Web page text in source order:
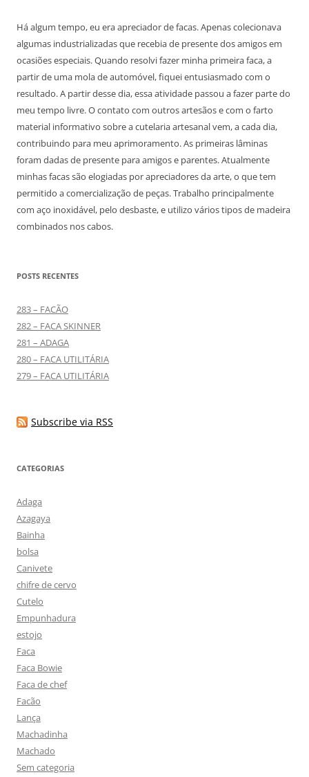
Há algum tempo, eu era apreciador de facas. Apenas colecionava
algumas industrializadas que recebia de presente dos amigos em
ocasiões especiais. Quando resolvi fazer minha primeira faca, a
partir de uma mola de automóvel, fiquei entusiasmado com o
resultado. A partir desse dia, essa atividade passou a fazer parte do
meu tempo livre. O contato com outros artesãos e com o farto
material informativo sobre a cutelaria artesanal vem, a cada dia,
contribuindo para meu aprimoramento. As primeiras lâminas
foram dadas de presente para amigos e parentes. Atualmente
minhas facas são elogiadas por apreciadores da arte, o que tem
permitido a comercialização de peças. Trabalho principalmente
com aço inoxidável, pelo desbaste, e utilizo vários tipos de madeira
combinados nos cabos.
POSTS RECENTES
283 – FACÃO
282 – FACA SKINNER
281 – ADAGA
280 – FACA UTILITÁRIA
279 – FACA UTILITÁRIA
Subscribe via RSS
CATEGORIAS
Adaga
Azagaya
Bainha
bolsa
Canivete
chifre de cervo
Cutelo
Empunhadura
estojo
Faca
Faca Bowie
Faca de chef
Facão
Lança
Machadinha
Machado
Sem categoria